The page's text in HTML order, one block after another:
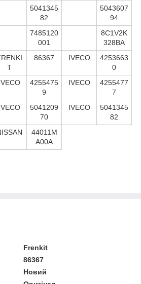
5041345
82
5043607
94
7485120
001
8C1V2K
328BA
T
86367 IVECO
4253663
0
4255475
9
IVECO
4255477
7
5041209
70
IVECO
5041345
82
44011M
A00A
Frenkit
86367
Новий